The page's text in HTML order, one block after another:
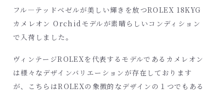
フル―テッドベゼルが美しい輝きを放つROLEX 18KYG
カメレオン Orchidモデルが素晴らしいコンディション
で入荷しました。
ヴィンテージROLEXを代表するモデルであるカメレオン
は様々なデザインバリエーションが存在しております
が、こちらはROLEXの象徴的なデザインの１つでもある